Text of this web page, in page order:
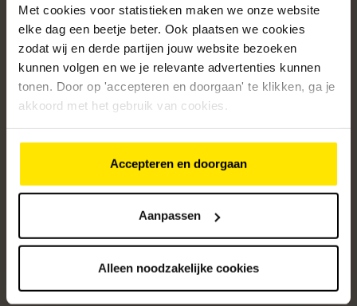
Met cookies voor statistieken maken we onze website
elke dag een beetje beter. Ook plaatsen we cookies
zodat wij en derde partijen jouw website bezoeken
kunnen volgen en we je relevante advertenties kunnen
tonen. Door op 'accepteren en doorgaan' te klikken, ga je
akkoord met het gebruik van cookies.
Accepteren en doorgaan
Aanpassen
Alleen noodzakelijke cookies
Onze service
Klantenservice
Over ons
4.8 /5
Altijd op de hoogte van onze acties
Ontvang de beste aanbiedingen en persoonlijk advies.
Aanmelden